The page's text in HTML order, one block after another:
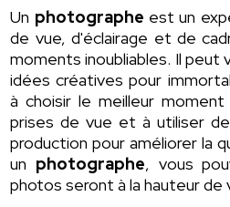
Un photographe est un
de vue, d'éclairage et de
moments inoubliables. Il peut
idées créatives pour
à choisir le meilleur
prises de vue et à utiliser
production pour améliorer la
un photographe, vous
photos seront à la hauteur